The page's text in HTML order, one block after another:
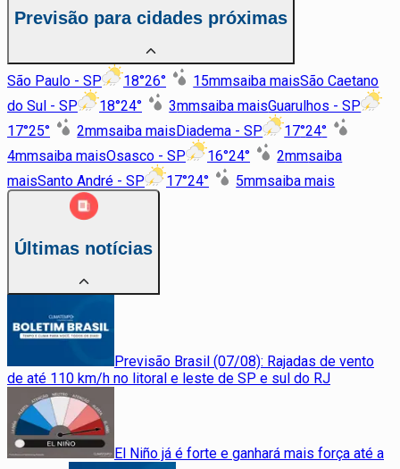
Previsão para cidades próximas
São Paulo - SP 18°26° 15mmsaiba maisSão Caetano
do Sul - SP
18°24° 3mmsaiba maisGuarulhos - SP
17°25° 2mmsaiba mais Diadema - SP 17°24°
4mmsaiba maisOsasco - SP 16°24° 2mmsaiba
maisSanto André - SP 17°24° 5mmsaiba mais
Últimas notícias
Previsão Brasil (07/08): Rajadas de vento
de até 110 km/h no litoral e leste de SP e sul do RJ
El Niño já é forte e ganhará mais força até a